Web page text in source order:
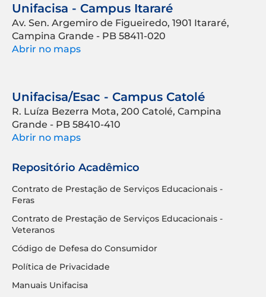
Unifacisa - Campus Itararé
Av. Sen. Argemiro de Figueiredo, 1901 Itararé,
Campina Grande - PB 58411-020
Abrir no maps
Unifacisa/Esac - Campus Catolé
R. Luíza Bezerra Mota, 200 Catolé, Campina
Grande - PB 58410-410
Abrir no maps
Repositório Acadêmico
Contrato de Prestação de Serviços Educacionais -
Feras
Contrato de Prestação de Serviços Educacionais -
Veteranos
Código de Defesa do Consumidor
Política de Privacidade
Manuais Unifacisa